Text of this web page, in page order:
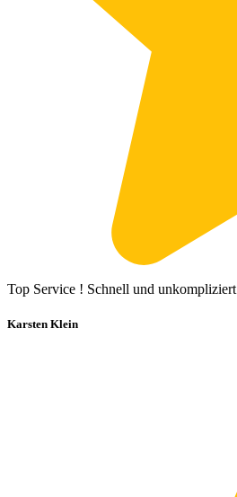
Top Service ! Schnell und unkompliziert
Karsten Klein